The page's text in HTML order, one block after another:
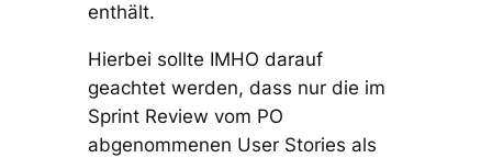
enthält.
Hierbei sollte IMHO darauf
geachtet werden, dass nur die im
Sprint Review vom PO
abgenommenen User Stories als